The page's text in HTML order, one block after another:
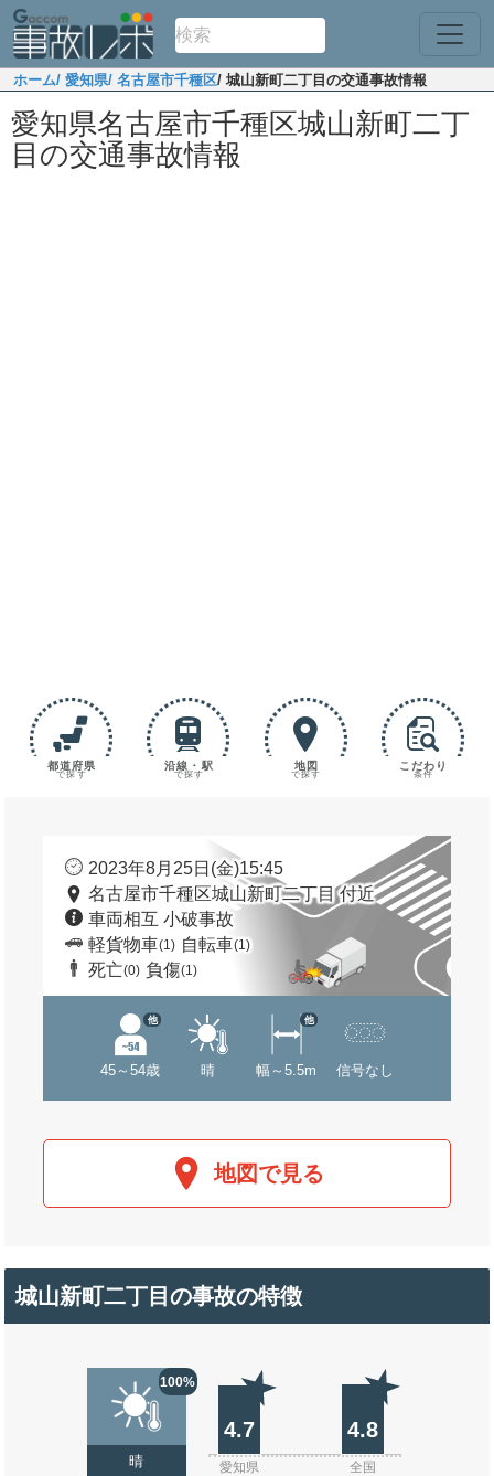
ホーム/ 愛知県/ 名古屋市千種区/ 城山新町二丁目の交通事故情報
愛知県名古屋市千種区城山新町二丁
目の交通事故情報
都道府県
で探す
沿線・駅
で探す
地図
で探す
こだわり
条件
2023年8月25日(金)15:45
名古屋市千種区城山新町二丁目 付近
車両相互 小破事故
軽貨物車(1) 自転車(1)
死亡(0) 負傷(1)
45～54歳
他
晴 幅～5.5m
他
信号なし
地図で見る
城山新町二丁目の事故の特徴
100%
晴
4.7 4.8
愛知県 全国